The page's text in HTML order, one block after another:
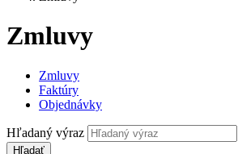
Zmluvy
Zmluvy
Faktúry
Objednávky
Hľadaný výraz
Hľadať